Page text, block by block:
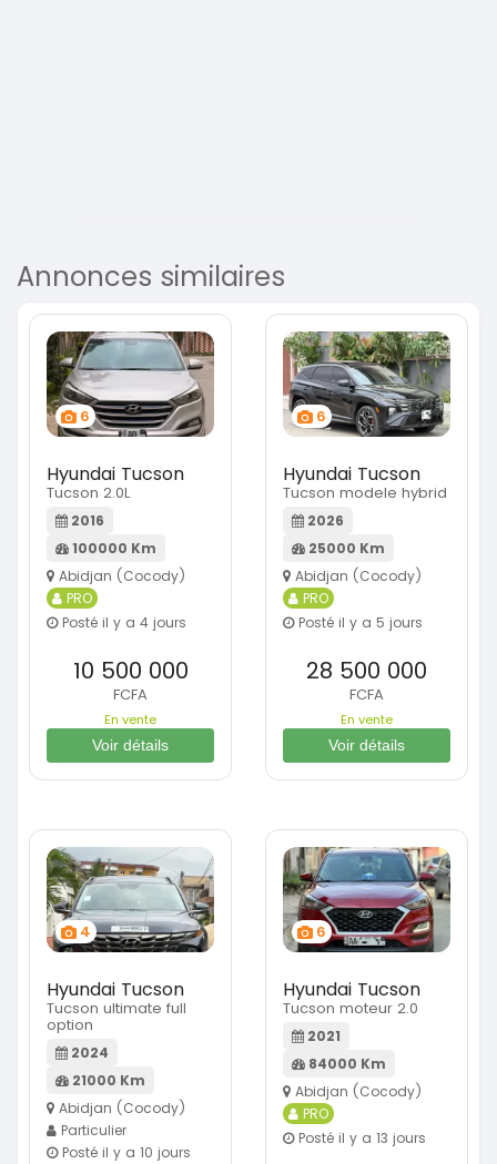
Annonces similaires
6
Hyundai Tucson
Tucson 2.0L
2016
100000 Km
Abidjan (Cocody)
PRO
Posté il y a 4 jours
10 500 000
FCFA
En vente
Voir détails
6
Hyundai Tucson
Tucson modele hybrid
2026
25000 Km
Abidjan (Cocody)
PRO
Posté il y a 5 jours
28 500 000
FCFA
En vente
Voir détails
4
Hyundai Tucson
Tucson ultimate full
option
2024
21000 Km
Abidjan (Cocody)
Particulier
Posté il y a 10 jours
6
Hyundai Tucson
Tucson moteur 2.0
2021
84000 Km
Abidjan (Cocody)
PRO
Posté il y a 13 jours